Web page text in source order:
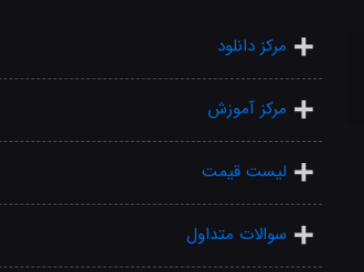
مرکز دانلود
مرکز آموزش
لیست قیمت
سوالات متداول